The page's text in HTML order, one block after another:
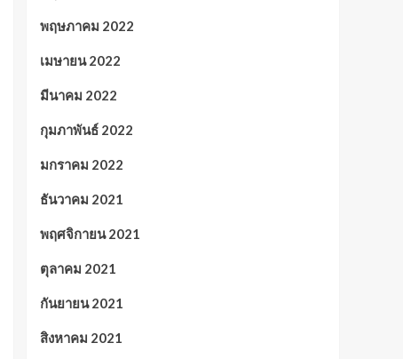
พฤษภาคม 2022
เมษายน 2022
มีนาคม 2022
กุมภาพันธ์ 2022
มกราคม 2022
ธันวาคม 2021
พฤศจิกายน 2021
ตุลาคม 2021
กันยายน 2021
สิงหาคม 2021